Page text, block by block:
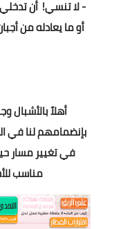
- لا تنسي! أن
أو ما يعادله من
أهلاً
بإنضمامهم لنا في
في تغيير مسار
مناسب